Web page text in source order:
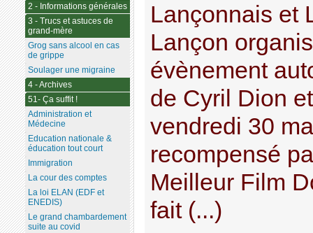
Lançonnais et
Lançon
évènement
de Cyril Dion
vendredi 30
recompensé
Meilleur Film
fait (...)
2 - Informations générales
3 - Trucs et astuces de
grand-mère
Grog sans alcool en cas
de grippe
Soulager une migraine
4 - Archives
51- Ça suffit !
Administration et
Médecine
Education nationale &
éducation tout court
Immigration
La cour des comptes
La loi ELAN (EDF et
ENEDIS)
Le grand chambardement
suite au covid